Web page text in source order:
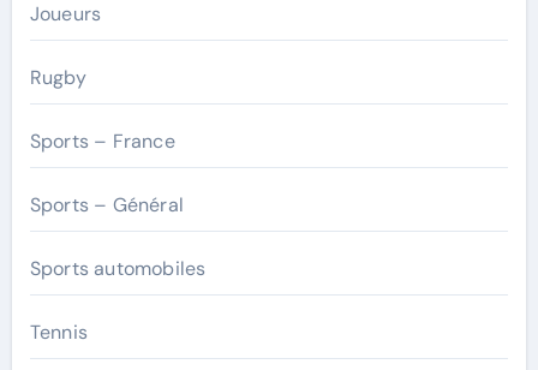
Joueurs
Rugby
Sports – France
Sports – Général
Sports automobiles
Tennis